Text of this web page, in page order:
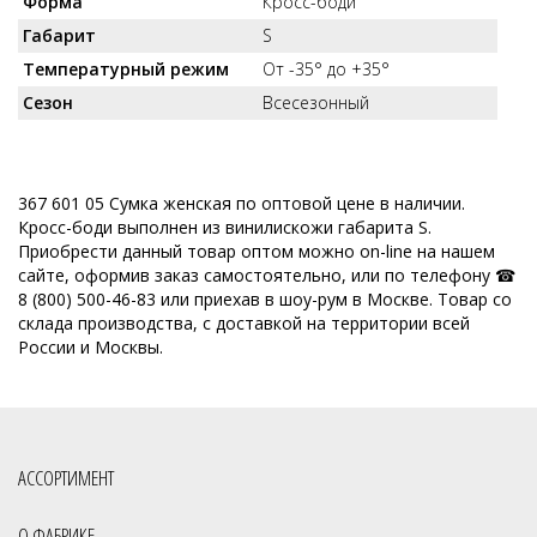
Габарит
S
Температурный режим
От -35° до +35°
Сезон
Всесезонный
367 601 05 Сумка женская по оптовой цене в наличии.
Кросс-боди выполнен из винилискожи габарита S.
Приобрести данный товар оптом можно on-line на нашем
сайте, оформив заказ самостоятельно, или по телефону ☎
8 (800) 500-46-83 или приехав в шоу-рум в Москве. Товар со
склада производства, с доставкой на территории всей
России и Москвы.
АССОРТИМЕНТ